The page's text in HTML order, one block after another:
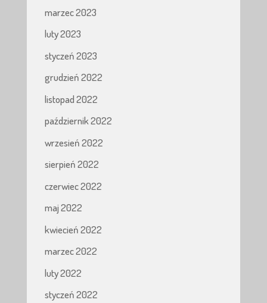
marzec 2023
luty 2023
styczeń 2023
grudzień 2022
listopad 2022
październik 2022
wrzesień 2022
sierpień 2022
czerwiec 2022
maj 2022
kwiecień 2022
marzec 2022
luty 2022
styczeń 2022